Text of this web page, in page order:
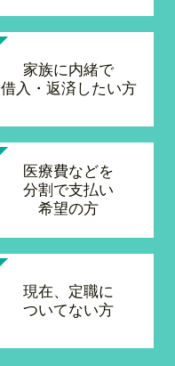
家族に内緒で
借入・返済したい方
医療費などを
分割で支払い
希望の方
現在、定職に
ついてない方